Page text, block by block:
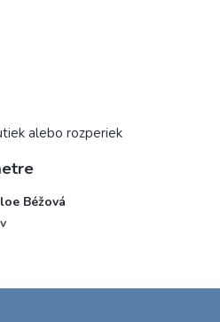
alebo rozperiek
Béžová